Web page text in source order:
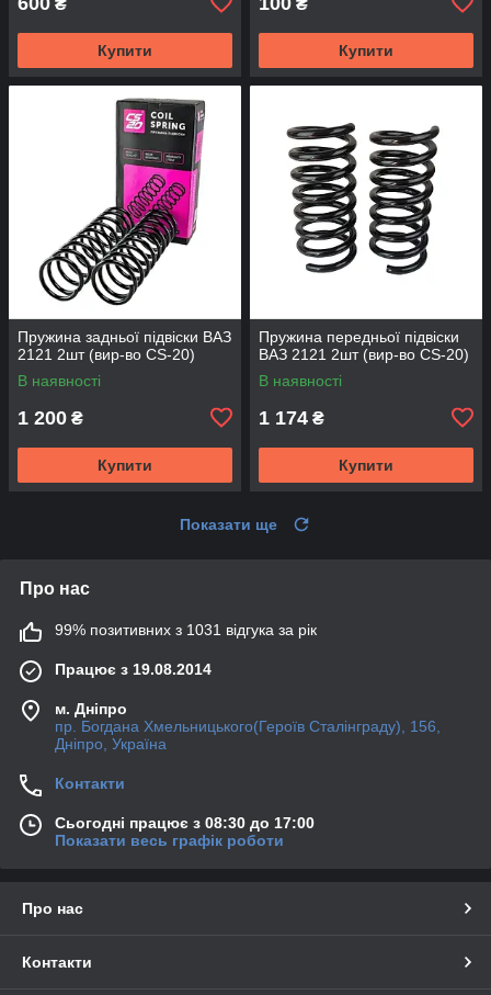
Купити Купити
Пружина задньої підвіски ВАЗ
2121 2шт (вир-во CS-20)
В наявності
1 200 ₴
Купити
Пружина передньої підвіски
ВАЗ 2121 2шт (вир-во CS-20)
В наявності
1 174 ₴
Купити
Показати ще
Про нас
99% позитивних з 1031 відгука за рік
Працює з 19.08.2014
м. Дніпро
пр. Богдана Хмельницького(Героїв Сталінграду), 156,
Дніпро, Україна
Контакти
Сьогодні працює з 08:30 до 17:00
Показати весь графік роботи
Про нас
Контакти